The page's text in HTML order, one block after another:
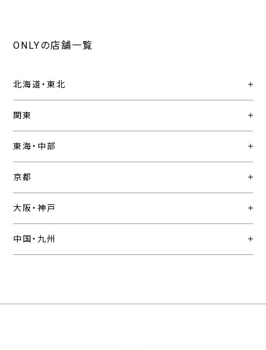
ONLYの店舗一覧
北海道・東北
関東
東海・中部
京都
大阪・神戸
中国・九州